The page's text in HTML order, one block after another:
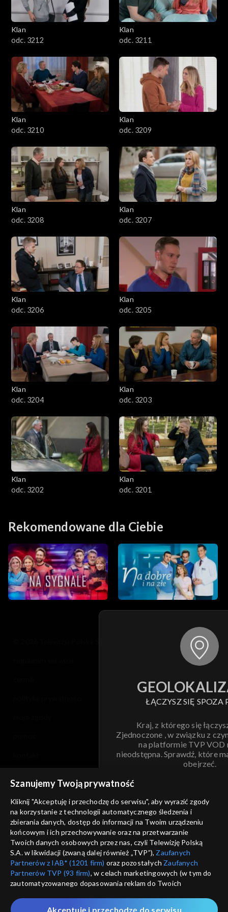
Klan
odc. 3212
Klan
odc. 3211
Klan
odc. 3210
Klan
odc. 3209
Klan
odc. 3208
Klan
odc. 3207
Klan
odc. 3206
Klan
odc. 3205
Klan
odc. 3204
Klan
odc. 3203
Klan
odc. 3202
Klan
odc. 3201
Rekomendowane dla Ciebie
ŁĄCZYSZ SIĘ SPOZA
Kraj, z którego się
Zjednoczone , w związku z
na platformie TVP VOD
nieodstępna. Sprawdź, które
obejrzeć.
ANULUJ
informacje o dostawcy usług
Szanujemy Twoją prywatność
Kliknij "Akceptuję i przechodzę do serwisu", aby wyrazić zgody
na korzystanie z technologii automatycznego śledzenia i
zbierania danych, dostęp do informacji na Twoim urządzeniu
końcowym i ich przechowywanie oraz na przetwarzanie
Twoich danych osobowych przez nas, czyli Telewizję Polską
S.A. w likwidacji (zwaną dalej również „TVP”), Zaufanych
Partnerów z IAB* (1201 firm) oraz pozostałych Zaufanych
Partnerów TVP (93 firm), w celach marketingowych (w tym do
zautomatyzowanego dopasowania reklam do Twoich
które wskazujemy poniżej, a także zgody na udostępnianie
Akceptuję i przechodzę do serwisu